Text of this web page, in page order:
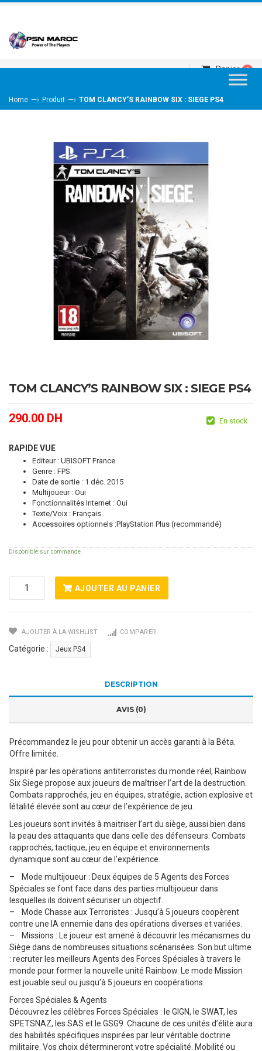
Panier 0
Home —› Produit —› TOM CLANCY’S RAINBOW SIX : SIEGE PS4
TOM CLANCY’S RAINBOW SIX : SIEGE PS4
290.00 DH En stock
RAPIDE VUE
Editeur : UBISOFT France
Genre : FPS
Date de sortie : 1 déc. 2015
Multijoueur : Oui
Fonctionnalités Internet : Oui
Texte/Voix : Français
Accessoires optionnels :PlayStation Plus (recommandé)
Disponible sur commande
Quantité
De
TOM
RAINBOW
SIX
AJOUTER AU PANIER
AJOUTER À LA WISHLIST COMPARER
Catégorie : Jeux PS4
DESCRIPTION
AVIS (0)
Précommandez le jeu pour obtenir un accès garanti à la Béta.
Offre limitée.
Inspiré par les opérations antiterroristes du monde réel, Rainbow
Six Siege propose aux joueurs de maîtriser l’art de la destruction.
Combats rapprochés, jeu en équipes, stratégie, action explosive et
létalité élevée sont au cœur de l’expérience de jeu.
Les joueurs sont invités à maitriser l’art du siège, aussi bien dans
la peau des attaquants que dans celle des défenseurs. Combats
rapprochés, tactique, jeu en équipe et environnements
dynamique sont au cœur de l’expérience.
– Mode multijoueur : Deux équipes de 5 Agents des Forces
Spéciales se font face dans des parties multijoueur dans
lesquelles ils doivent sécuriser un objectif.
– Mode Chasse aux Terroristes : Jusqu’à 5 joueurs coopèrent
contre une IA ennemie dans des opérations diverses et variées.
– Missions : Le joueur est amené à découvrir les mécanismes du
Siège dans de nombreuses situations scénarisées. Son but ultime
: recruter les meilleurs Agents des Forces Spéciales à travers le
monde pour former la nouvelle unité Rainbow. Le mode Mission
est jouable seul ou jusqu’à 5 joueurs en coopérations.
Forces Spéciales & Agents
Découvrez les célèbres Forces Spéciales : le GIGN, le SWAT, les
SPETSNAZ, les SAS et le GSG9. Chacune de ces unités d’élite aura
des habilités spécifiques inspirées par leur véritable doctrine
militaire. Vos choix détermineront votre spécialité. Mobilité ou